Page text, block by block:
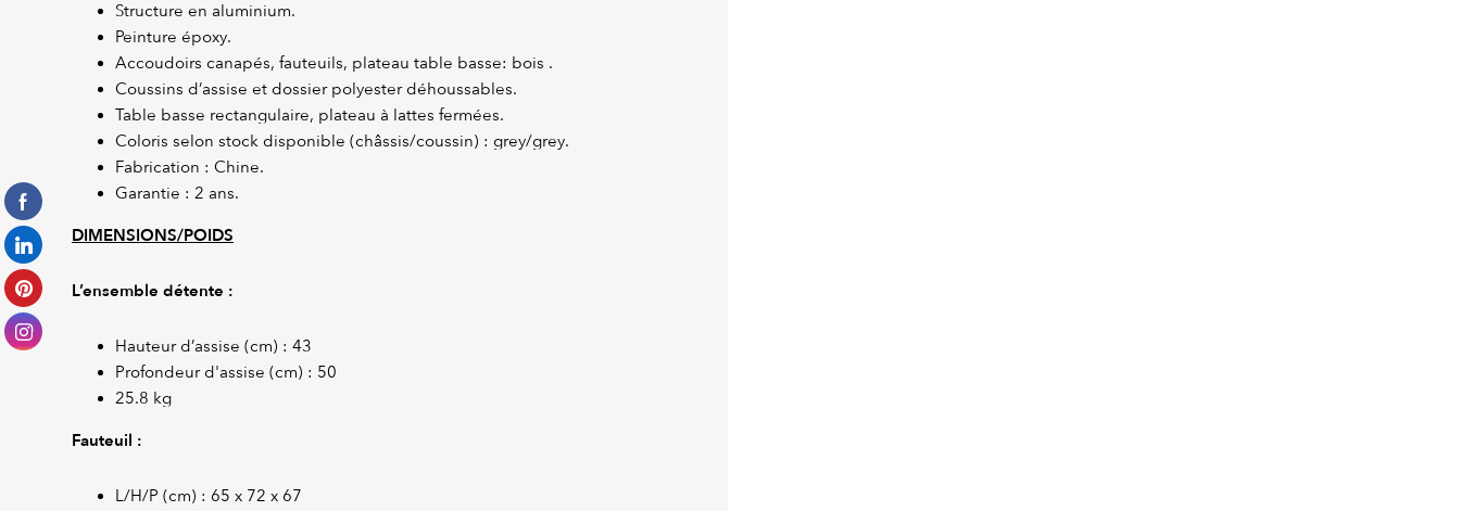
Structure en aluminium.
Peinture époxy.
Accoudoirs canapés, fauteuils, plateau table basse: bois .
Coussins d’assise et dossier polyester déhoussables.
Table basse rectangulaire, plateau à lattes fermées.
Coloris selon stock disponible (châssis/coussin) : grey/grey.
Fabrication : Chine.
Garantie : 2 ans.
DIMENSIONS/POIDS
L’ensemble détente :
Hauteur d’assise (cm) : 43
Profondeur d'assise (cm) : 50
25.8 kg
Fauteuil :
L/H/P (cm) : 65 x 72 x 67